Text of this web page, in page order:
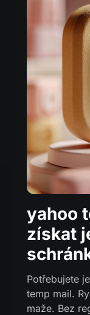
yahoo
získat
Potřebujete
temp mail.
maže. Bez